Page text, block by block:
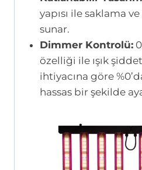
yapısı ile saklama
sunar.
Dimmer Kontrolü:
özelliği ile ışık
ihtiyacına göre
hassas bir şekilde